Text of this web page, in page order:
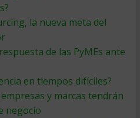
la nueva meta del
de las PyMEs ante
en tiempos difíciles?
y marcas tendrán
negocio